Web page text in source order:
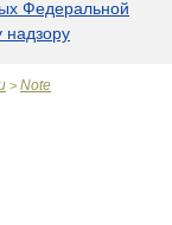
Федеральной
надзору
> Note